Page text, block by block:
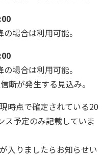
場合は利用可能。
場合は利用可能。
断が発生する見込み。
時点で確定されている20
ス予定のみ記載していま
入りましたらお知らせい